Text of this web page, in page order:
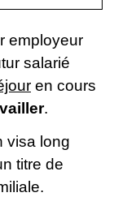
employeur
salarié
en cours
.
visa long
titre de